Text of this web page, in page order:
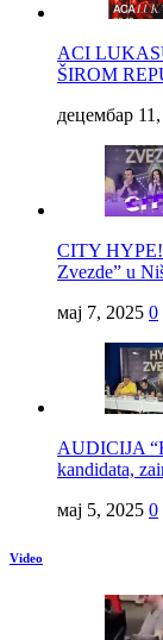
ACI
ŠIROM
децембар
CITY HYPE!
Zvezde” u
мај 7, 2025 0
AUDICIJA
kandidata,
мај 5, 2025 0
Video